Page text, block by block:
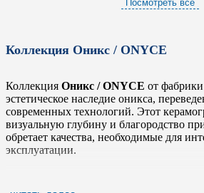
Посмотреть все
Коллекция Оникс / ONYCE
Коллекция Оникс / ONYCE от фабрики
эстетическое наследие оникса,
современных технологий. Этот
визуальную глубину и благородство
обретает качества, необходимые для
эксплуатации.
практичности. Плитка коллекции